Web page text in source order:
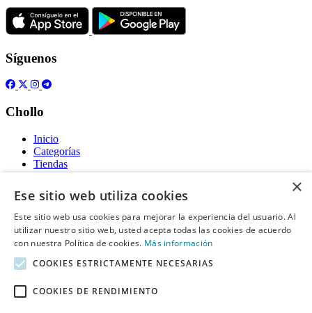
Síguenos
Chollo
Inicio
Categorías
Tiendas
Gratis
Acerca de
Sobre nosotros
Contacto
Información legal
×
Ese sitio web utiliza cookies
Este sitio web usa cookies para mejorar la experiencia del usuario. Al
utilizar nuestro sitio web, usted acepta todas las cookies de acuerdo
con nuestra Política de cookies. Más información
COOKIES ESTRICTAMENTE NECESARIAS
COOKIES DE RENDIMIENTO